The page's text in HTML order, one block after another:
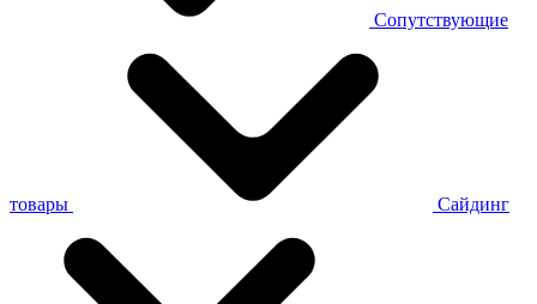
Сопутствующие
товары Сайдинг